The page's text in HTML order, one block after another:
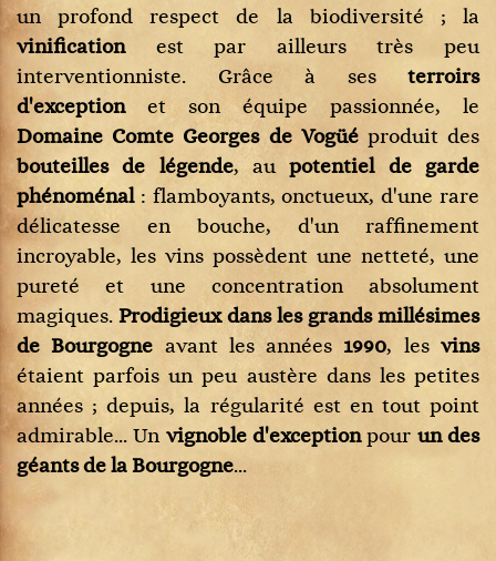
un profond respect de la biodiversité ; la
vinificationest par ailleurs très peu
interventionniste. Grâce à ses terroirs
d'exceptionet son équipe passionnée, le
Domaine Comte Georges de Vogüéproduit des
bouteilles de légende, aupotentiel de garde
phénoménal: flamboyants, onctueux, d'une rare
délicatesse en bouche, d'un raffinement
incroyable, les vins possèdent une netteté, une
pureté et une concentration absolument
magiques. Prodigieux dans les grands millésimes
de Bourgogne avant les années 1990, lesvins
étaient parfois un peu austère dans les petites
années ; depuis, la régularité est en tout point
admirable... Un vignoble d'exceptionpour un des
géants de la Bourgogne...